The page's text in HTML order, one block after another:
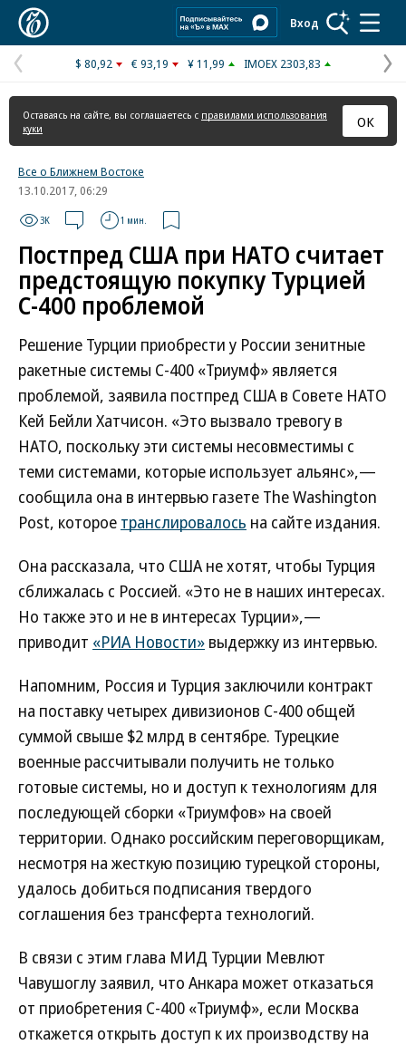
Вход
Предыдущая
страница
$ 80,92 € 93,19 ¥ 11,99 IMOEX 2303,83
Оставаясь на сайте, вы соглашаетесь с правилами использования
куки
ОК
Все о Ближнем Востоке
13.10.2017, 06:29
3K 1 мин.
Постпред США при НАТО считает
предстоящую покупку Турцией
С-400 проблемой
Решение Турции приобрести у России зенитные
ракетные системы С-400 «Триумф» является
проблемой, заявила постпред США в Совете НАТО
Кей Бейли Хатчисон. «Это вызвало тревогу в
НАТО, поскольку эти системы несовместимы с
теми системами, которые использует альянс»,—
сообщила она в интервью газете The Washington
Post, которое транслировалось на сайте издания.
Она рассказала, что США не хотят, чтобы Турция
сближалась с Россией. «Это не в наших интересах.
Но также это и не в интересах Турции»,—
приводит «РИА Новости» выдержку из интервью.
Напомним, Россия и Турция заключили контракт
на поставку четырех дивизионов С-400 общей
суммой свыше $2 млрд в сентябре. Турецкие
военные рассчитывали получить не только
готовые системы, но и доступ к технологиям для
последующей сборки «Триумфов» на своей
территории. Однако российским переговорщикам,
несмотря на жесткую позицию турецкой стороны,
удалось добиться подписания твердого
соглашения без трансферта технологий.
В связи с этим глава МИД Турции Мевлют
Чавушоглу заявил, что Анкара может отказаться
от приобретения С-400 «Триумф», если Москва
откажется открыть доступ к их производству на